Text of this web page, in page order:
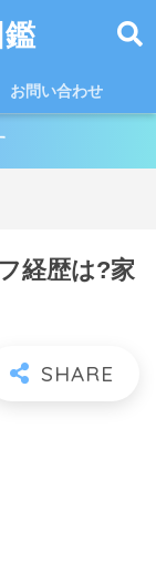
お問い合わせ
経歴は?家